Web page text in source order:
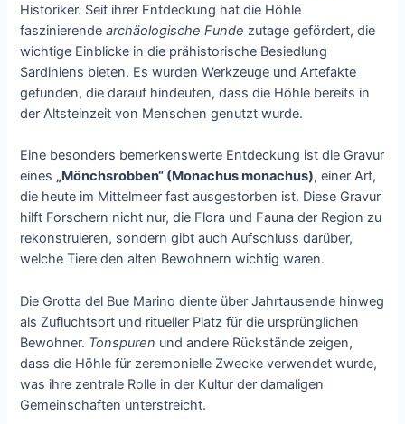
Historiker. Seit ihrer Entdeckung hat die Höhle
faszinierendearchäologische Funde zutage gefördert, die
wichtige Einblicke in die prähistorische Besiedlung
Sardiniens bieten. Es wurden Werkzeuge und Artefakte
gefunden, die darauf hindeuten, dass die Höhle bereits in
der Altsteinzeit von Menschen genutzt wurde.
Eine besonders bemerkenswerte Entdeckung ist die Gravur
eines „Mönchsrobben“ (Monachus monachus), einer Art,
die heute im Mittelmeer fast ausgestorben ist. Diese Gravur
hilft Forschern nicht nur, die Flora und Fauna der Region zu
rekonstruieren, sondern gibt auch Aufschluss darüber,
welche Tiere den alten Bewohnern wichtig waren.
Die Grotta del Bue Marino diente über Jahrtausende hinweg
als Zufluchtsort und ritueller Platz für die ursprünglichen
Bewohner. Tonspuren und andere Rückstände zeigen,
dass die Höhle für zeremonielle Zwecke verwendet wurde,
was ihre zentrale Rolle in der Kultur der damaligen
Gemeinschaften unterstreicht.